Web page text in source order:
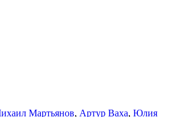
Мартьянов, Артур Ваха, Юлия